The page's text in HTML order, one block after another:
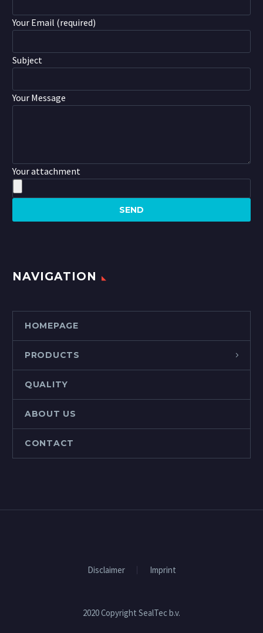
Your Email (required)
Subject
Your Message
Your attachment
NAVIGATION
HOMEPAGE
PRODUCTS
QUALITY
ABOUT US
CONTACT
Disclaimer Imprint
2020 Copyright SealTec b.v.